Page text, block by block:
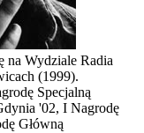
na Wydziale Radia
(1999).
Specjalną
'02, I Nagrodę
Główną